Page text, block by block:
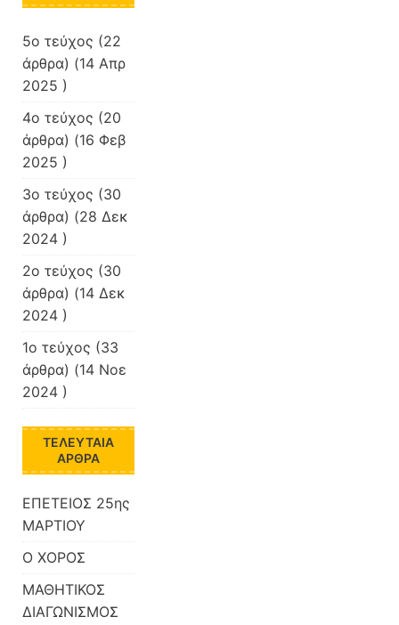
5ο τεύχος (22
άρθρα) (14 Απρ
2025 )
4ο τεύχος (20
άρθρα) (16 Φεβ
2025 )
3ο τεύχος (30
άρθρα) (28 Δεκ
2024 )
2ο τεύχος (30
άρθρα) (14 Δεκ
2024 )
1ο τεύχος (33
άρθρα) (14 Νοε
2024 )
ΤΕΛΕΥΤΑΊΑ
ΆΡΘΡΑ
ΕΠΕΤΕΙΟΣ 25ης
ΜΑΡΤΙΟΥ
Ο ΧΟΡΟΣ
ΜΑΘΗΤΙΚΟΣ
ΔΙΑΓΩΝΙΣΜΟΣ